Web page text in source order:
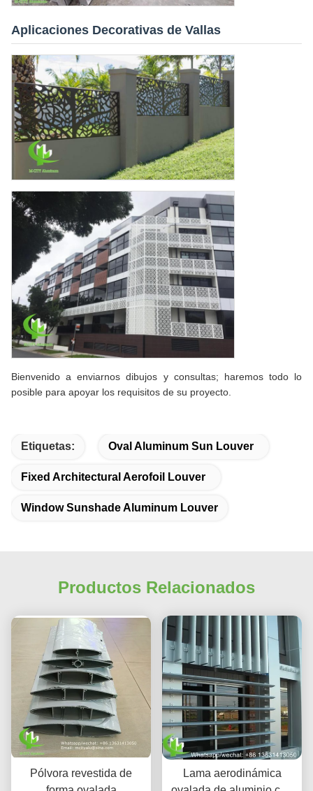
Aplicaciones Decorativas de Vallas
Bienvenido a enviarnos dibujos y consultas; haremos todo lo
posible para apoyar los requisitos de su proyecto.
Etiquetas: Oval Aluminum Sun Louver
Fixed Architectural Aerofoil Louver
Window Sunshade Aluminum Louver
Productos Relacionados
Pólvora revestida de
Lama aerodinámica